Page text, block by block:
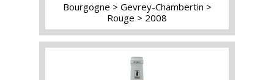
Bourgogne
Gevrey-Chambertin
Rouge
2008